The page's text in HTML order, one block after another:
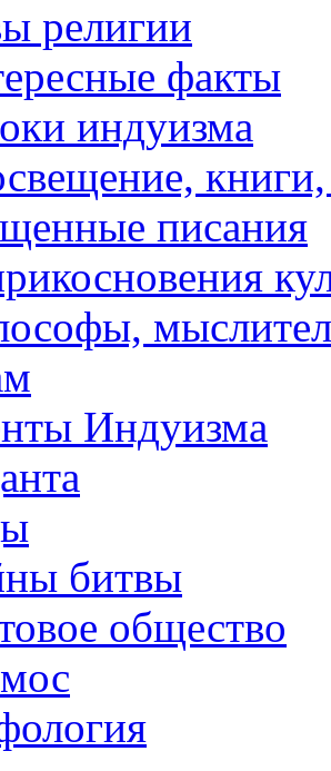
религии
факты
индуизма
книги,
писания
Индуизма
битвы
общество